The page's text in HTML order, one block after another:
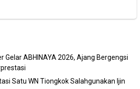
Gelar ABHINAYA 2026, Ajang Bergengsi
Satu WN Tiongkok Salahgunakan Ijin